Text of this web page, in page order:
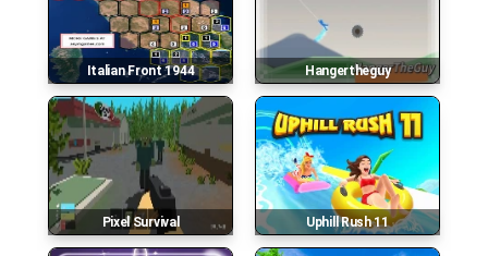
Italian Front 1944 Hangertheguy
Pixel Survival Uphill Rush 11